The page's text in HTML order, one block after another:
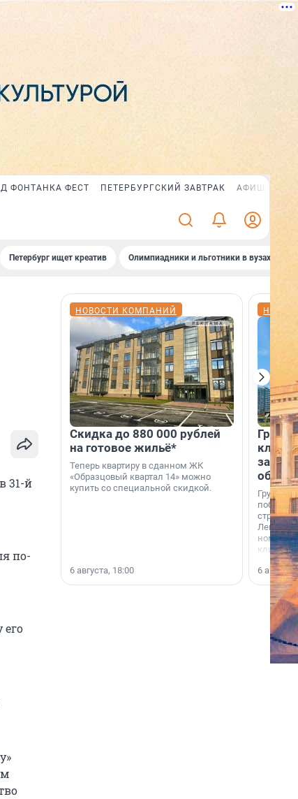
ФОНТАНКА ФЕСТ ПЕТЕРБУРГСКИЙ ЗАВТРАК АФИША PLUS
Петербург ищет креатив Олимпиадники и льготники в вузах СПб
31-й
по-
его
НОВОСТИ КОМПАНИЙ
Скидка до 880 000 рублей
на готовое жильё*
Теперь квартиру в сданном ЖК
«Образцовый квартал 14» можно
купить со специальной скидкой.
6 августа, 18:00
Группа
области».
6